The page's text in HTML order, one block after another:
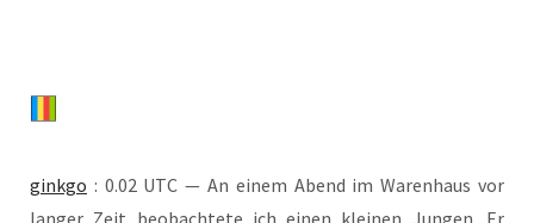
gink­go : 0.02 UTC — An einem Abend im Waren­haus vor